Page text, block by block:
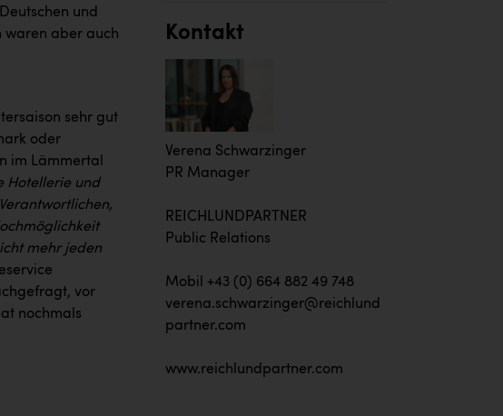
und
waren aber auch
sehr gut
oder
im Lämmertal
Hotellerie und
mehr jeden
vor
nochmals
Kontakt
Verena Schwarzinger
PR Manager
REICHLUNDPARTNER
Public Relations
Mobil +43 (0) 664 882 49 748
verena.schwarzinger@reichlund
partner.com
www.reichlundpartner.com